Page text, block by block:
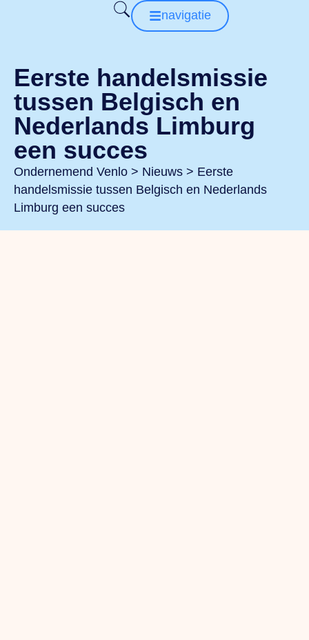
navigatie
Eerste handelsmissie
tussen Belgisch en
Nederlands Limburg
een succes
Ondernemend Venlo > Nieuws > Eerste
handelsmissie tussen Belgisch en Nederlands
Limburg een succes